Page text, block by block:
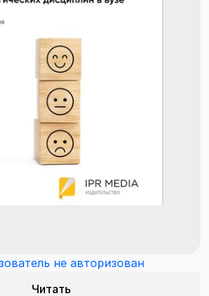
не авторизован
Читать